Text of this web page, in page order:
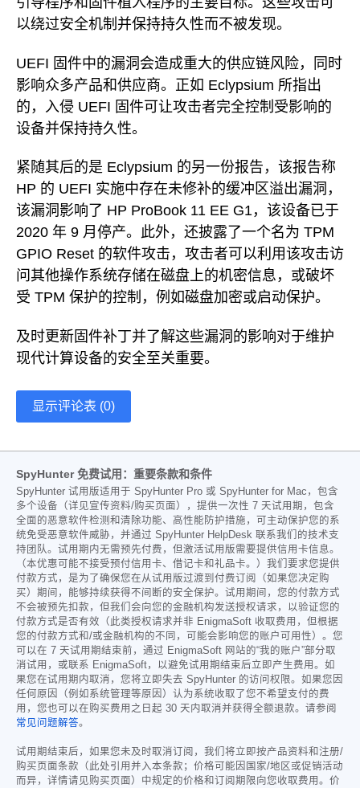
以绕过安全机制并保持持久性而不被发现。
UEFI 固件中的漏洞会造成重大的供应链风险，同时
影响众多产品和供应商。正如 Eclypsium 所指出
的，入侵 UEFI 固件可让攻击者完全控制受影响的
设备并保持持久性。
紧随其后的是 Eclypsium 的另一份报告，该报告称
HP 的 UEFI 实施中存在未修补的缓冲区溢出漏洞，
该漏洞影响了 HP ProBook 11 EE G1，该设备已于
2020 年 9 月停产。此外，还披露了一个名为 TPM
GPIO Reset 的软件攻击，攻击者可以利用该攻击访
问其他操作系统存储在磁盘上的机密信息，或破坏
受 TPM 保护的控制，例如磁盘加密或启动保护。
及时更新固件补丁并了解这些漏洞的影响对于维护
现代计算设备的安全至关重要。
显示评论表 (0)
SpyHunter 免费试用：重要条款和条件
SpyHunter 试用版适用于 SpyHunter Pro 或 SpyHunter for Mac，包含
多个设备（详见宣传资料/购买页面），提供一次性 7 天试用期，包含
全面的恶意软件检测和清除功能、高性能防护措施，可主动保护您的系
统免受恶意软件威胁，并通过 SpyHunter HelpDesk 联系我们的技术支
持团队。试用期内无需预先付费，但激活试用版需要提供信用卡信息。
（本优惠可能不接受预付信用卡、借记卡和礼品卡。）我们要求您提供
付款方式，是为了确保您在从试用版过渡到付费订阅（如果您决定购
买）期间，能够持续获得不间断的安全保护。试用期间，您的付款方式
不会被预先扣款，但我们会向您的金融机构发送授权请求，以验证您的
付款方式是否有效（此类授权请求并非 EnigmaSoft 收取费用，但根据
您的付款方式和/或金融机构的不同，可能会影响您的账户可用性）。您
可以在 7 天试用期结束前，通过 EnigmaSoft 网站的“我的账户”部分取
消试用，或联系 EnigmaSoft，以避免试用期结束后立即产生费用。如
果您在试用期内取消，您将立即失去 SpyHunter 的访问权限。如果您因
任何原因（例如系统管理等原因）认为系统收取了您不希望支付的费
用，您也可以在购买费用之日起 30 天内取消并获得全额退款。请参阅
常见问题解答。
试用期结束后，如果您未及时取消订阅，我们将立即按产品资料和注册/
购买页面条款（此处引用并入本条款；价格可能因国家/地区或促销活动
而异，详情请见购买页面）中规定的价格和订阅期限向您收取费用。价